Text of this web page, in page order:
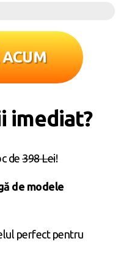
imediat?
de 398 Lei!
de modele
perfect pentru